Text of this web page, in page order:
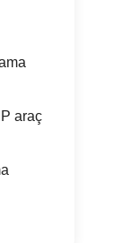
araç